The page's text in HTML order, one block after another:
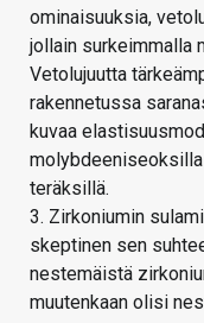
ominaisuuksia,
jollain surkeimmalla
Vetolujuutta
rakennetussa
kuvaa
teräksillä.
3. Zirkoniumin
skeptinen sen
nestemäistä
muutenkaan olisi